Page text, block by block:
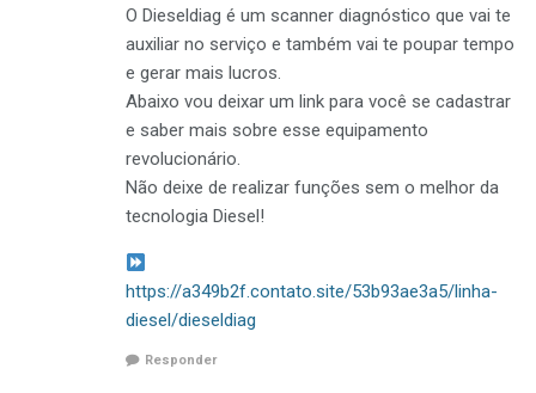
O Dieseldiag é um scanner diagnóstico que vai te
auxiliar no serviço e também vai te poupar tempo
e gerar mais lucros.
Abaixo vou deixar um link para você se cadastrar
e saber mais sobre esse equipamento
revolucionário.
Não deixe de realizar funções sem o melhor da
tecnologia Diesel!
https://a349b2f.contato.site/53b93ae3a5/linha-
diesel/dieseldiag
Responder